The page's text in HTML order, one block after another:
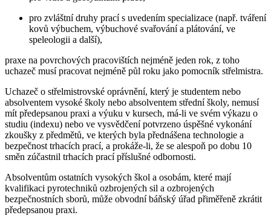
pro zvláštní druhy prací s uvedením specializace (např. tváření
kovů výbuchem, výbuchové svařování a plátování, ve
speleologii a další),
praxe na povrchových pracovištích nejméně jeden rok, z toho
uchazeč musí pracovat nejméně půl roku jako pomocník střelmistra.
Uchazeč o střelmistrovské oprávnění, který je studentem nebo
absolventem vysoké školy nebo absolventem střední školy, nemusí
mít předepsanou praxi a výuku v kursech, má-li ve svém výkazu o
studiu (indexu) nebo ve vysvědčení potvrzeno úspěšné vykonání
zkoušky z předmětů, ve kterých byla přednášena technologie a
bezpečnost trhacích prací, a prokáže-li, že se alespoň po dobu 10
směn zúčastnil trhacích prací příslušné odbornosti.
Absolventům ostatních vysokých škol a osobám, které mají
kvalifikaci pyrotechniků ozbrojených sil a ozbrojených
bezpečnostních sborů, může obvodní báňský úřad přiměřeně zkrátit
předepsanou praxi.